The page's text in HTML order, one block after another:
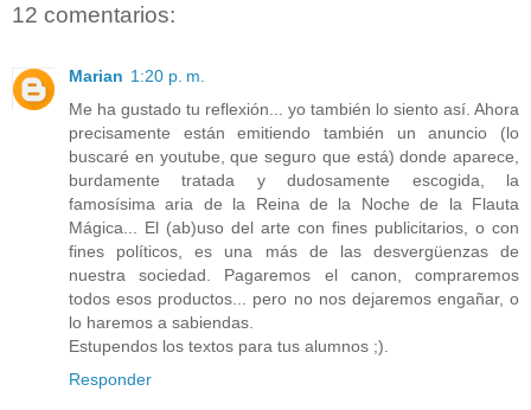
12 comentarios:
Marian 1:20 p. m.
Me ha gustado tu reflexión... yo también lo siento así. Ahora
precisamente están emitiendo también un anuncio (lo
buscaré en youtube, que seguro que está) donde aparece,
burdamente tratada y dudosamente escogida, la
famosísima aria de la Reina de la Noche de la Flauta
Mágica... El (ab)uso del arte con fines publicitarios, o con
fines políticos, es una más de las desvergüenzas de
nuestra sociedad. Pagaremos el canon, compraremos
todos esos productos... pero no nos dejaremos engañar, o
lo haremos a sabiendas.
Estupendos los textos para tus alumnos ;).
Responder